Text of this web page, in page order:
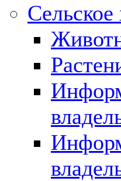
Сельское